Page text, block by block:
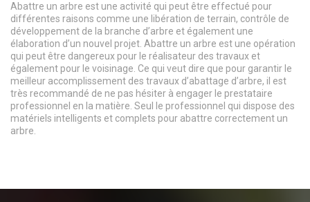
Abattre un arbre est une activité qui peut être effectué pour
différentes raisons comme une libération de terrain, contrôle de
développement de la branche d’arbre et également une
élaboration d’un nouvel projet. Abattre un arbre est une opération
qui peut être dangereux pour le réalisateur des travaux et
également pour le voisinage. Ce qui veut dire que pour garantir le
meilleur accomplissement des travaux d’abattage d’arbre, il est
très recommandé de ne pas hésiter à engager le prestataire
professionnel en la matière. Seul le professionnel qui dispose des
matériels intelligents et complets pour abattre correctement un
arbre.